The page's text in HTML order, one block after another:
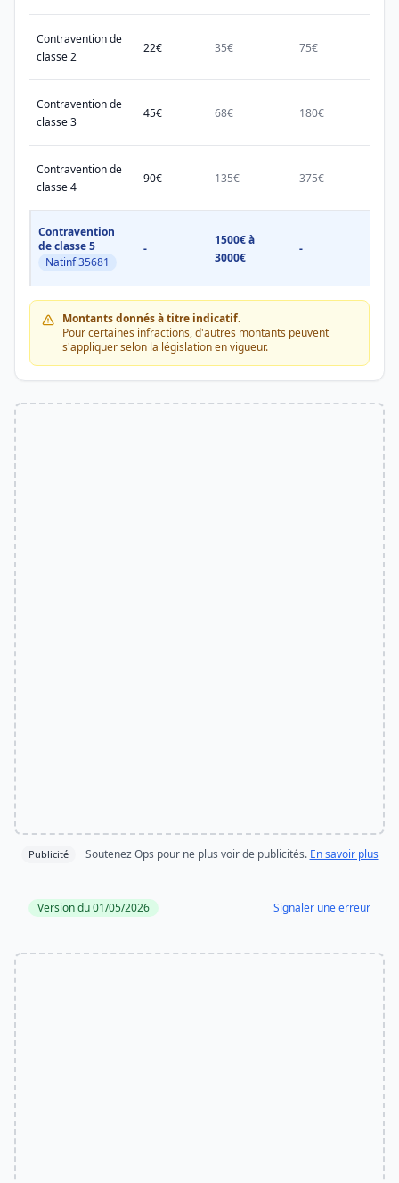
Contravention de
classe 2
22€ 35€ 75€
Contravention de
classe 3
45€ 68€ 180€
Contravention de
classe 4
90€ 135€ 375€
Contravention
de classe 5
Natinf 35681
-
1500€ à
3000€
-
Montants donnés à titre indicatif.
Pour certaines infractions, d'autres montants peuvent
s'appliquer selon la législation en vigueur.
Publicité Soutenez Ops pour ne plus voir de publicités. En savoir plus
Version du 01/05/2026 Signaler une erreur